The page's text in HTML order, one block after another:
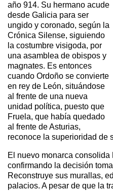
año 914. Su hermano acude
desde Galicia para ser
ungido y coronado, según la
Crónica Silense, siguiendo
la costumbre visigoda, por
una asamblea de obispos y
magnates. Es entonces
cuando Ordoño se convierte
en rey de León, situándose
al frente de una nueva
unidad política, puesto que
Fruela, que había quedado
al frente de Asturias,
reconoce la superioridad de
El nuevo monarca consolida
confirmando la decisión
Reconstruye sus murallas,
palacios. A pesar de que la